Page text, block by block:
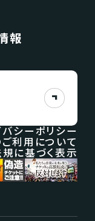
報
バシーポリシー
ご利用について
に基づく表示